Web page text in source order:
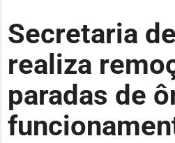
Secretaria
realiza
paradas de